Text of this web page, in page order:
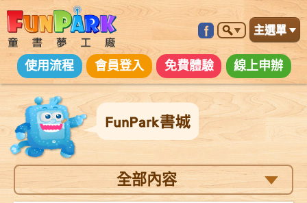
主選單
線上申辦
免費體驗
會員登入
使用流程
全部內容